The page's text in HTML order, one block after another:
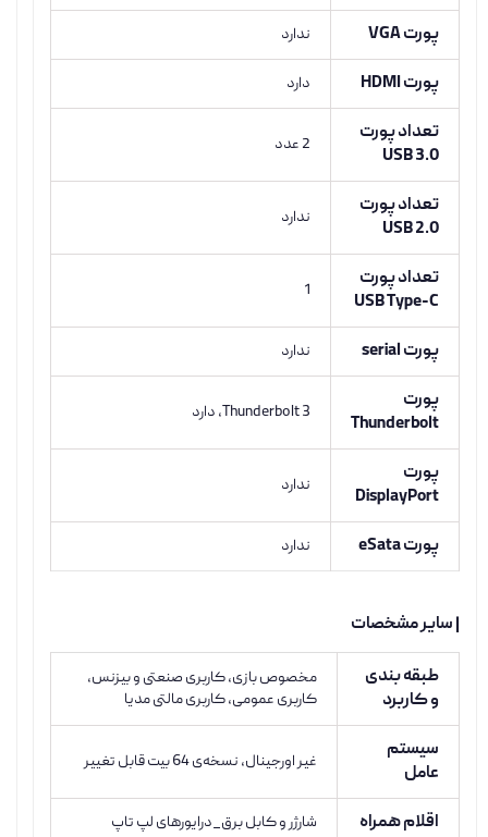
پورت VGA ندارد
پورت HDMI دارد
تعداد پورت
USB 3.0
2 عدد
تعداد پورت
USB 2.0
ندارد
تعداد پورت
USB Type-C
1
پورت serial ندارد
پورت
Thunderbolt
Thunderbolt 3, دارد
پورت
DisplayPort
ندارد
پورت eSata ندارد
| سایر مشخصات
طبقه بندی
و کاربرد
مخصوص بازی, کاربری صنعتی و بیزنس,
کاربری عمومی, کاربری مالتی مدیا
سیستم
عامل
غیر اورجینال, نسخه‌ی 64 بیت قابل تغییر
اقلام همراه شارژر و کابل برق_درایورهای لپ تاپ